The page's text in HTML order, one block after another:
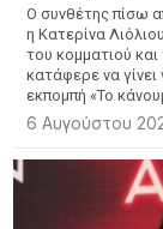
Ο συνθέτης πίσω
η Κατερίνα
του κομματιού
κατάφερε να
εκπομπή «Το
6 Αυγούστου